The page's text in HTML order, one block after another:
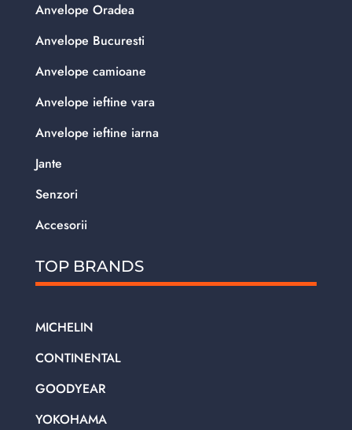
Anvelope Oradea
Anvelope Bucuresti
Anvelope camioane
Anvelope ieftine vara
Anvelope ieftine iarna
Jante
Senzori
Accesorii
TOP BRANDS
MICHELIN
CONTINENTAL
GOODYEAR
YOKOHAMA